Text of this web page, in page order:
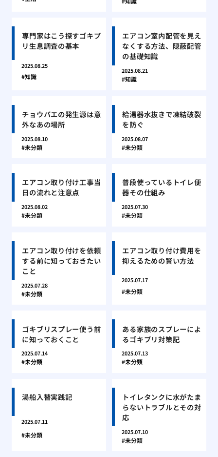
専門家はこう探すゴキブ
リ生息調査の基本
2025.08.25
知識
エアコン室内配管を見え
なくする方法、隠蔽配管
の基礎知識
2025.08.21
知識
チョウバエの発生源は意
外なあの場所
2025.08.10
未分類
給湯器水抜きで凍結破裂
を防ぐ
2025.08.07
未分類
エアコン取り付け工事当
日の流れと注意点
2025.08.02
未分類
普段使っているトイレ便
器その仕組み
2025.07.30
未分類
エアコン取り付けを依頼
する前に知っておきたい
こと
2025.07.28
未分類
エアコン取り付け費用を
抑えるための賢い方法
2025.07.17
未分類
ゴキブリスプレー使う前
に知っておくこと
2025.07.14
未分類
ある家族のスプレーによ
るゴキブリ対策記
2025.07.13
未分類
湯船入替実践記
2025.07.11
未分類
トイレタンクに水がたま
らないトラブルとその対
応
2025.07.10
未分類